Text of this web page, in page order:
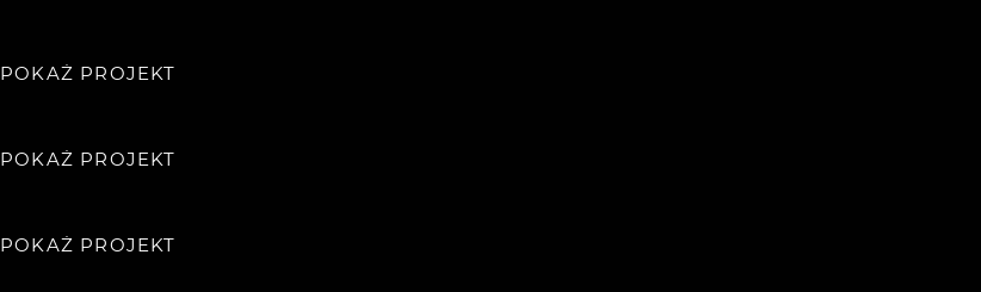
POKAŻ PROJEKT
POKAŻ PROJEKT
POKAŻ PROJEKT